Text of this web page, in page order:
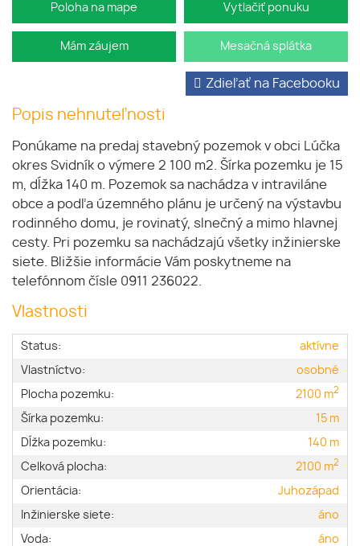
Poloha na mape Vytlačiť ponuku
Mám záujem Mesačná splátka
Popis nehnuteľnosti
Zdieľať na Facebooku
Ponúkame na predaj stavebný pozemok v obci Lúčka
okres Svidník o výmere 2 100 m2. Šírka pozemku je 15
m, dĺžka 140 m. Pozemok sa nachádza v intraviláne
obce a podľa územného plánu je určený na výstavbu
rodinného domu, je rovinatý, slnečný a mimo hlavnej
cesty. Pri pozemku sa nachádzajú všetky inžinierske
siete. Bližšie informácie Vám poskytneme na
telefónnom čísle 0911 236022.
Vlastnosti
Status:
aktívne
Vlastníctvo:
osobné
Plocha pozemku:
2100 m2
Šírka pozemku:
15 m
Dĺžka pozemku:
140 m
Celková plocha:
2100 m2
Orientácia:
Juhozápad
Inžinierske siete:
áno
Voda:
áno